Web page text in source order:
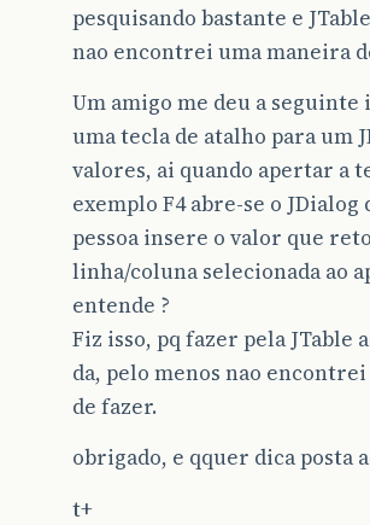
pesquisando bastante e
nao encontrei uma maneira
Um amigo me deu a seguinte
uma tecla de atalho para um
valores, ai quando apertar a
exemplo F4 abre-se o JDialog
pessoa insere o valor que
linha/coluna selecionada ao
entende ?
Fiz isso, pq fazer pela JTable
da, pelo menos nao
de fazer.
obrigado, e qquer dica posta
t+